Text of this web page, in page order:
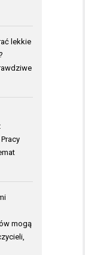
lekkie
mogą